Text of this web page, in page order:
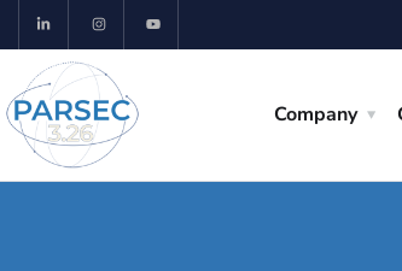
Company